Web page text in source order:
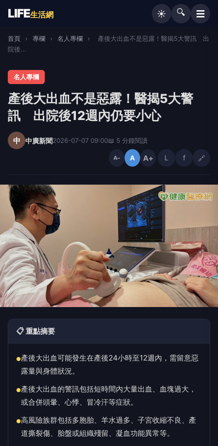
LIFE生活網 ☀️ 🔍 ☰
首頁 › 專欄 › 名人專欄 ›
產後大出血不是惡露！醫揭5大警訊 出
院後...
名人專欄
產後大出血不是惡露！醫揭5大警
訊 出院後12週內仍要小心
中 中廣新聞2026-07-07 09:00📖 5 分鐘閱讀
A− A A+ L f 🔗
📋 重點摘要
●產後大出血可能發生在產後24小時至12週內，需留意惡
露量與身體狀況。
●產後大出血的警訊包括短時間內大量出血、血塊過大，
或合併頭暈、心悸、冒冷汗等症狀。
●高風險族群包括多胞胎、羊水過多、子宮收縮不良、產
道撕裂傷、胎盤或組織殘留、凝血功能異常等。